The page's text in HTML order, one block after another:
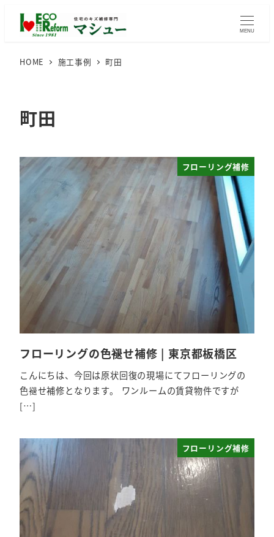
MENU
HOME 施工事例 町田
町田
フローリング補修
フローリングの色褪せ補修 | 東京都板橋区
こんにちは、今回は原状回復の現場にてフローリングの
色褪せ補修となります。 ワンルームの賃貸物件ですが
[…]
フローリング補修